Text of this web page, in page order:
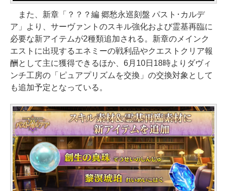
また、新章「？？？編 郷愁永巡刻盤 パスト･カルデ
ア」より、サーヴァントのスキル強化および霊基再臨に
必要な新アイテムが2種類追加される。新章のメインク
エストに出現するエネミーの戦利品やクエストクリア報
酬として主に獲得できるほか、6月10日18時よりダヴィ
ンチ工房の「ピュアプリズムを交換」の交換対象として
も追加予定となっている。